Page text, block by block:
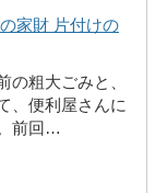
家財 片付けの
の粗大ごみと、
、便利屋さんに
前回…